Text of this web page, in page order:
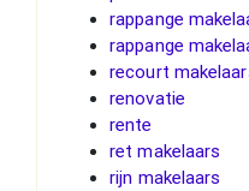
rappange
rappange
recourt
renovatie
rente
ret makelaars
rijn makelaars